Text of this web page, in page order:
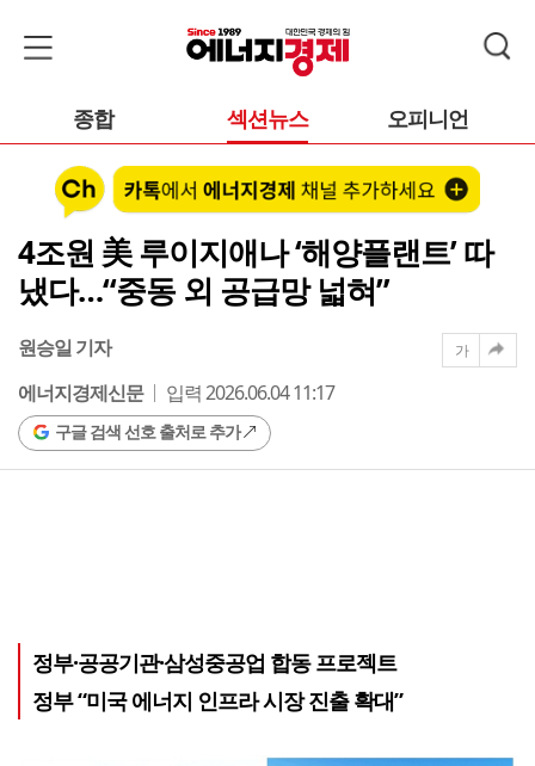
종합 섹션뉴스 오피니언
4조원 美 루이지애나 ‘해양플랜트’ 따
냈다…“중동 외 공급망 넓혀”
원승일 기자
에너지경제신문
입력 2026.06.04 11:17
구글 검색 선호 출처로 추가
가
정부·공공기관·삼성중공업 합동 프로젝트
정부 “미국 에너지 인프라 시장 진출 확대”